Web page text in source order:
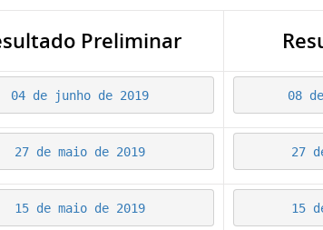
Preliminar
04 de junho de 2019 08
27 de maio de 2019 27
15 de maio de 2019 15